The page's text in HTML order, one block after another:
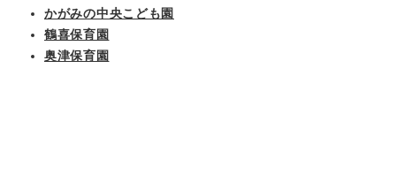
かがみの中央こども園
鶴喜保育園
奥津保育園